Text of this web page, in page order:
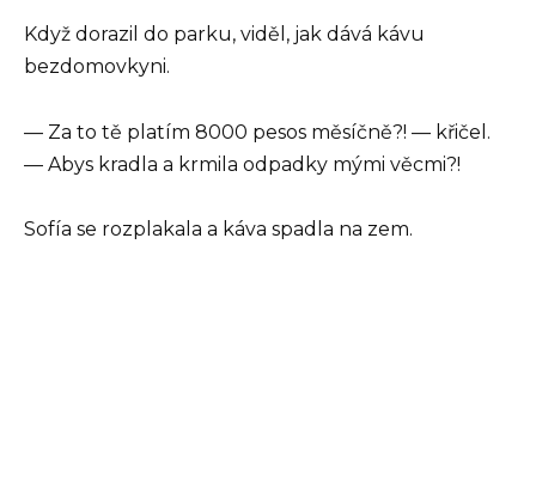
Když dorazil do parku, viděl, jak dává kávu
bezdomovkyni.
— Za to tě platím 8000 pesos měsíčně?! — křičel.
— Abys kradla a krmila odpadky mými věcmi?!
Sofía se rozplakala a káva spadla na zem.